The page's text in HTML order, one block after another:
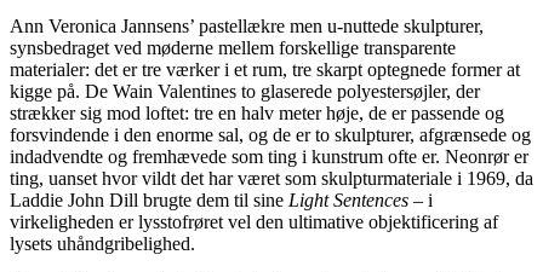
Ann Veronica Jannsens’ pastellækre men u-nuttede skulpturer,
synsbedraget ved møderne mellem forskellige transparente
materialer: det er tre værker i et rum, tre skarpt optegnede former at
kigge på. De Wain Valentines to glaserede polyestersøjler, der
strækker sig mod loftet: tre en halv meter høje, de er passende og
forsvindende i den enorme sal, og de er to skulpturer, afgrænsede og
indadvendte og fremhævede som ting i kunstrum ofte er. Neonrør er
ting, uanset hvor vildt det har været som skulpturmateriale i 1969, da
Laddie John Dill brugte dem til sine Light Sentences – i
virkeligheden er lysstofrøret vel den ultimative objektificering af
lysets uhåndgribelighed.